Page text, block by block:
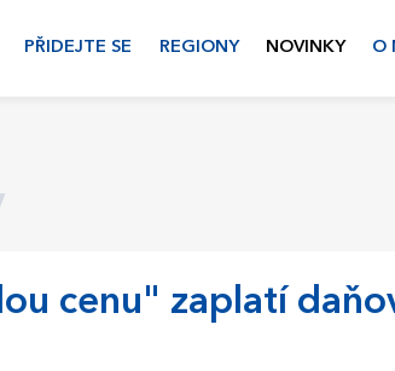
PŘIDEJTE SE REGIONY NOVINKY O
cenu" zaplatí